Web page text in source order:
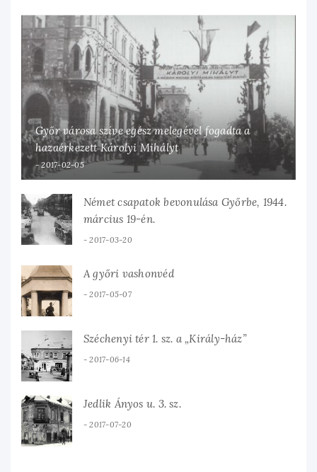
Győr városa szíve egész melegével fogadta a
hazaérkezett Károlyi Mihályt
2017-02-05
Német csapatok bevonulása Győrbe, 1944.
március 19-én.
2017-03-20
A győri vashonvéd
2017-05-07
Széchenyi tér 1. sz. a „Király-ház”
2017-06-14
Jedlik Ányos u. 3. sz.
2017-07-20